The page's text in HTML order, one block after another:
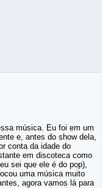
música. Eu foi em um
e, antes do show dela,
conta da idade do
em discoteca como
sei que ele é do pop),
uma música muito
agora vamos lá para